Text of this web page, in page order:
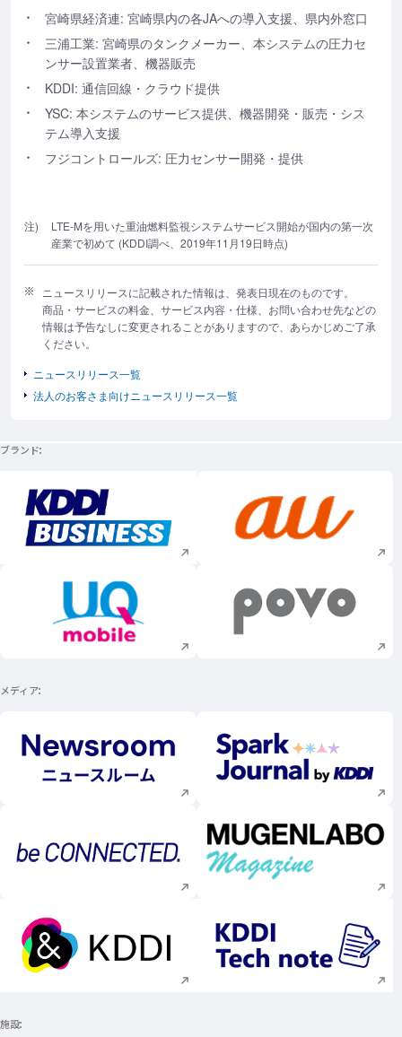
宮崎県経済連: 宮崎県内の各JAへの導入支援、県内外窓口
三浦工業: 宮崎県のタンクメーカー、本システムの圧力セ
ンサー設置業者、機器販売
KDDI: 通信回線・クラウド提供
YSC: 本システムのサービス提供、機器開発・販売・シス
テム導入支援
フジコントロールズ: 圧力センサー開発・提供
注)
LTE-Mを用いた重油燃料監視システムサービス開始が国内の第一次
産業で初めて (KDDI調べ、2019年11月19日時点)
ニュースリリースに記載された情報は、発表日現在のものです。
商品・サービスの料金、サービス内容・仕様、お問い合わせ先などの
情報は予告なしに変更されることがありますので、あらかじめご了承
ください。
ニュースリリース一覧
法人のお客さま向けニュースリリース一覧
ブランド
新規ウィンドウで開く 新規ウィンドウで
新規ウィンドウで開く 新規ウィンドウで
メディア
新規ウィンドウで開く 新規ウィンドウで
新規ウィンドウで開く 新規ウィンドウで
新規ウィンドウで開く 新規ウィンドウで
施設